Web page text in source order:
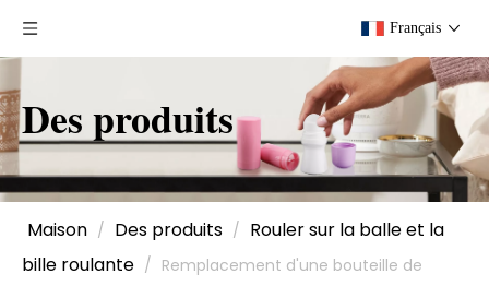
Français
Des produits
Maison / Des produits / Rouler sur la balle et la
bille roulante / Remplacement d'une bouteille de